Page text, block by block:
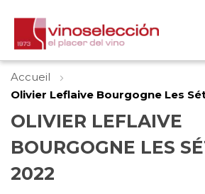
Accueil
Olivier Leflaive Bourgogne Les
OLIVIER LEFLAIVE
BOURGOGNE LES
2022